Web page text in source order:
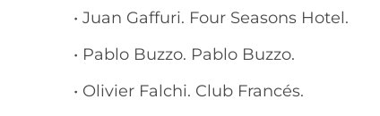
• Juan Gaffuri. Four Seasons Hotel.
• Pablo Buzzo. Pablo Buzzo.
• Olivier Falchi. Club Francés.